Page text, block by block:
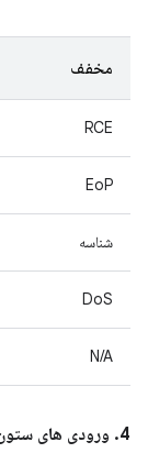
مخفف
RCE
EoP
شناسه
DoS
N/A
4. ورودی های ستون